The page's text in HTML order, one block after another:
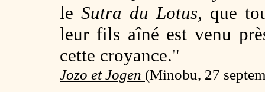
le Sutra du Lotus, que
leur fils aîné est venu
cette croyance."
Jozo et Jogen (Minobu, 27